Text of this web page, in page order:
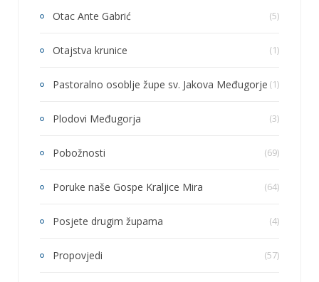
Otac Ante Gabrić (5)
Otajstva krunice (1)
Pastoralno osoblje župe sv. Jakova Međugorje (1)
Plodovi Međugorja (3)
Pobožnosti (69)
Poruke naše Gospe Kraljice Mira (64)
Posjete drugim župama (4)
Propovjedi (57)